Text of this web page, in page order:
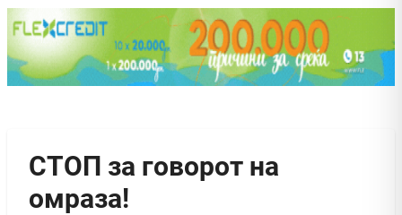
СТОП за говорот на
омраза!